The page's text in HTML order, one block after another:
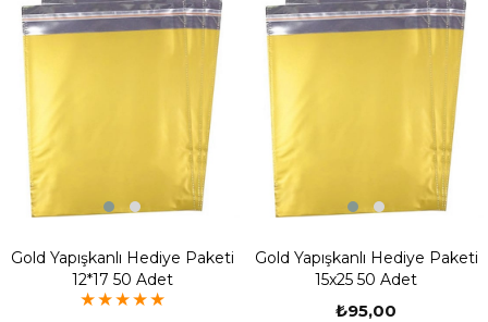
Gold Yapışkanlı Hediye Paketi
12*17 50 Adet
★★★★★
Gold Yapışkanlı Hediye Paketi
15x25 50 Adet
₺95,00